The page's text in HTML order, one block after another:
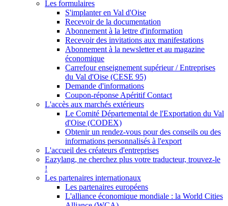
Les formulaires
S'implanter en Val d'Oise
Recevoir de la documentation
Abonnement à la lettre d'information
Recevoir des invitations aux manifestations
Abonnement à la newsletter et au magazine
économique
Carrefour enseignement supérieur / Entreprises
du Val d'Oise (CESE 95)
Demande d'informations
Coupon-réponse Apéritif Contact
L'accès aux marchés extérieurs
Le Comité Départemental de l'Exportation du Val
d'Oise (CODEX)
Obtenir un rendez-vous pour des conseils ou des
informations personnalisés à l'export
L'accueil des créateurs d'entreprises
Eazylang, ne cherchez plus votre traducteur, trouvez-le
!
Les partenaires internationaux
Les partenaires européens
L'alliance économique mondiale : la World Cities